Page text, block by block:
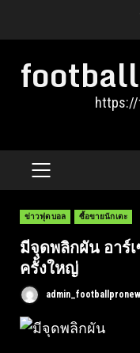
PRIMARY
ข่าวฟุตบอล ซื้อขายนักเตะ
มีจุดพลิกผัน อาร์
ครั้งใหญ่